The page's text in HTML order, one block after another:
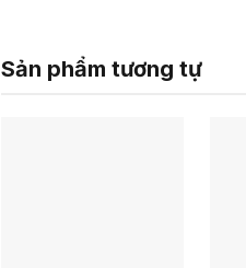
Sản phẩm tương tự